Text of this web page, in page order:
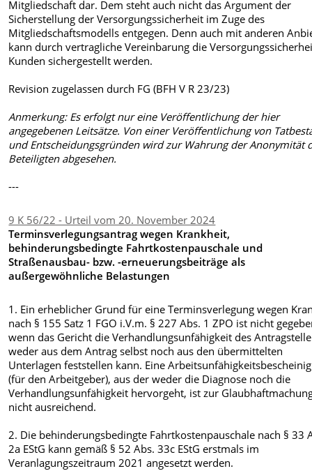
Mitgliedschaft dar. Dem steht auch nicht das Argument der
Sicherstellung der Versorgungssicherheit im Zuge des
Mitgliedschaftsmodells entgegen. Denn auch mit anderen
kann durch vertragliche Vereinbarung die
Kunden sichergestellt werden.
Revision zugelassen durch FG (BFH V R 23/23)
Anmerkung: Es erfolgt nur eine Veröffentlichung der hier
angegebenen Leitsätze. Von einer Veröffentlichung von
und Entscheidungsgründen wird zur Wahrung der Anonymität
Beteiligten abgesehen.
---
9 K 56/22 - Urteil vom 20. November 2024
Terminsverlegungsantrag wegen Krankheit,
behinderungsbedingte Fahrtkostenpauschale und
Straßenausbau- bzw. -erneuerungsbeiträge als
außergewöhnliche Belastungen
1. Ein erheblicher Grund für eine Terminsverlegung wegen
nach § 155 Satz 1 FGO i.V.m. § 227 Abs. 1 ZPO ist nicht
wenn das Gericht die Verhandlungsunfähigkeit des
weder aus dem Antrag selbst noch aus den übermittelten
Unterlagen feststellen kann. Eine
(für den Arbeitgeber), aus der weder die Diagnose noch die
Verhandlungsunfähigkeit hervorgeht, ist zur
nicht ausreichend.
2. Die behinderungsbedingte Fahrtkostenpauschale nach § 33
2a EStG kann gemäß § 52 Abs. 33c EStG erstmals im
Veranlagungszeitraum 2021 angesetzt werden.